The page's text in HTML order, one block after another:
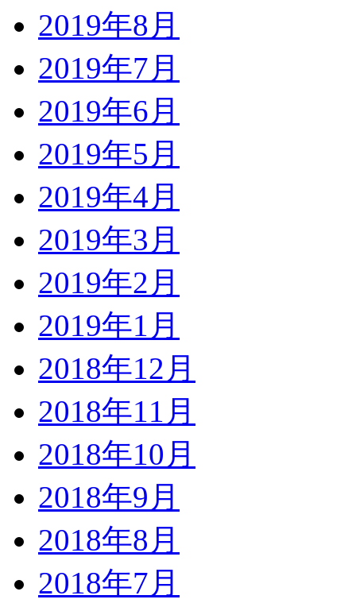
2019年8月
2019年7月
2019年6月
2019年5月
2019年4月
2019年3月
2019年2月
2019年1月
2018年12月
2018年11月
2018年10月
2018年9月
2018年8月
2018年7月